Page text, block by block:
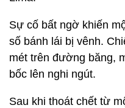
Sự cố bất ngờ khiến
số bánh lái bị vênh.
mét trên đường băng,
bốc lên nghi ngút.
Sau khi thoát chết từ